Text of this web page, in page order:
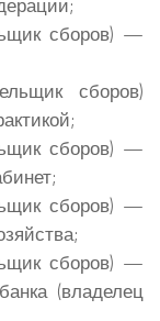
сборов) —
сборов)
сборов) —
сборов) —
сборов) —
(владелец